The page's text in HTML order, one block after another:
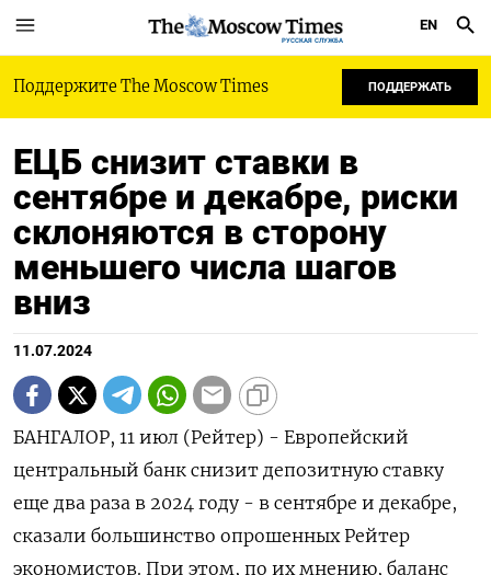
РУССКАЯ СЛУЖБА
EN
Поддержите The Moscow Times ПОДДЕРЖАТЬ
ЕЦБ снизит ставки в
сентябре и декабре, риски
склоняются в сторону
меньшего числа шагов
вниз
11.07.2024
БАНГАЛОР, 11 июл (Рейтер) - Европейский
центральный банк снизит депозитную ставку
еще два раза в 2024 году - в сентябре и декабре,
сказали большинство опрошенных Рейтер
экономистов. При этом, по их мнению, баланс